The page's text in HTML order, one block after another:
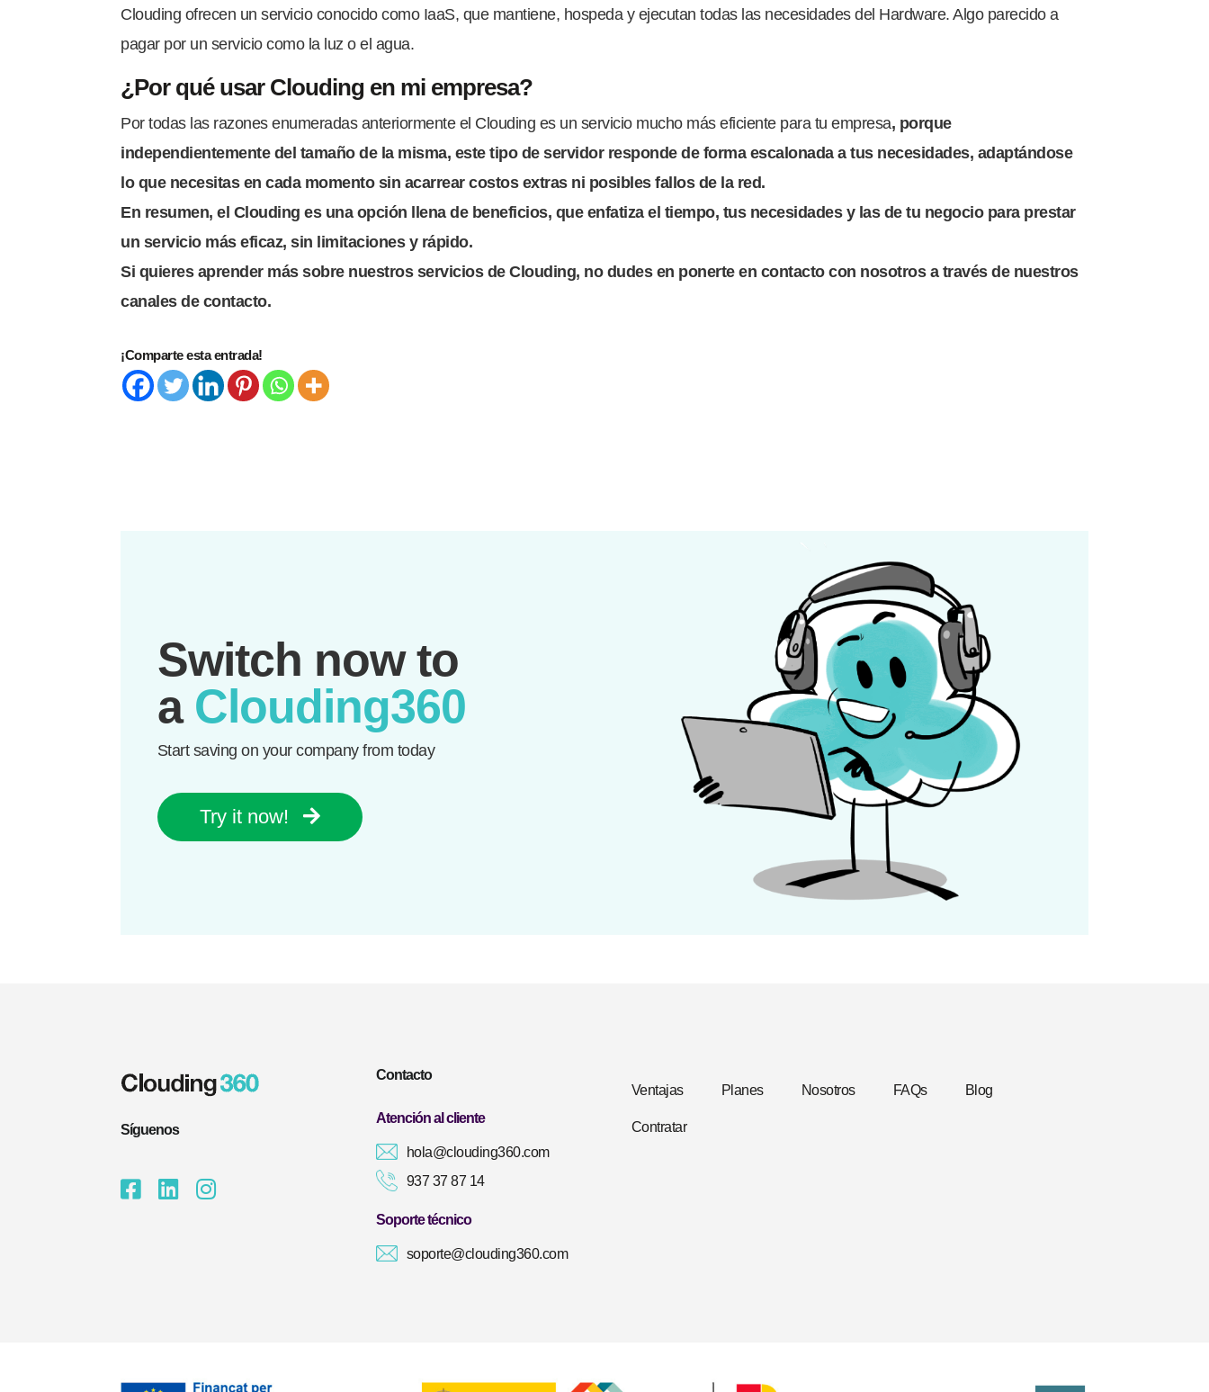
Clouding ofrecen un servicio conocido como IaaS, que mantiene, hospeda y ejecutan todas las necesidades del Hardware. Algo parecido a
pagar por un servicio como la luz o el agua.
¿Por qué usar Clouding en mi empresa?
Por todas las razones enumeradas anteriormente el Clouding es un servicio mucho más eficiente para tu empresa, porque
independientemente del tamaño de la misma, este tipo de servidor responde de forma escalonada a tus necesidades, adaptándose
lo que necesitas en cada momento sin acarrear costos extras ni posibles fallos de la red.
En resumen, el Clouding es una opción llena de beneficios, que enfatiza el tiempo, tus necesidades y las de tu negocio para prestar
un servicio más eficaz, sin limitaciones y rápido.
Si quieres aprender más sobre nuestros servicios de Clouding, no dudes en ponerte en contacto con nosotros a través de nuestros
canales de contacto.
¡Comparte esta entrada!
Switch now to
a Clouding360
Start saving on your company from today
Try it now!
Síguenos
Contacto
Atención al cliente
hola@clouding360.com
937 37 87 14
Soporte técnico
soporte@clouding360.com
Ventajas Planes Nosotros FAQs Blog
Contratar